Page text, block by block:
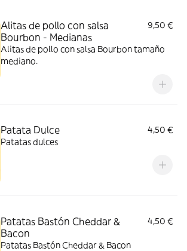
Alitas de pollo con salsa
Bourbon - Medianas
9,50 €
Alitas de pollo con salsa Bourbon tamaño
mediano.
Patata Dulce
4,50 €
Patatas dulces
Patatas Bastón Cheddar &
Bacon
4,50 €
Patatas Bastón Cheddar & Bacon